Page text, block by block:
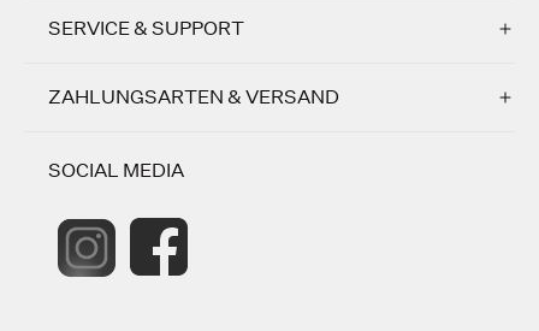
SERVICE & SUPPORT
ZAHLUNGSARTEN & VERSAND
SOCIAL MEDIA